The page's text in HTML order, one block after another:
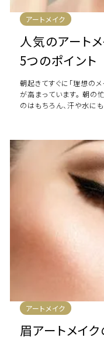
アートメイク
人気のアート
5つのポイント
朝起きてすぐに「理想の
が高まっています。 朝の
のはもちろん、汗や水に
アートメイク
眉アートメイ